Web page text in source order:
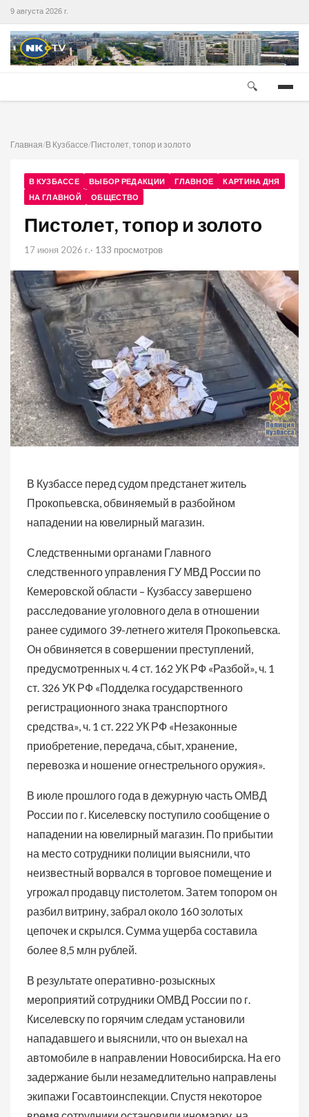
9 августа 2026 г.
🔍
Главная/В Кузбассе/Пистолет, топор и золото
В КУЗБАССЕ ВЫБОР РЕДАКЦИИ ГЛАВНОЕ
КАРТИНА ДНЯ
НА ГЛАВНОЙ
ОБЩЕСТВО
Пистолет, топор и золото
17 июня 2026 г.· 133 просмотров
В Кузбассе перед судом предстанет житель
Прокопьевска, обвиняемый в разбойном
нападении на ювелирный магазин.
Следственными органами Главного
следственного управления ГУ МВД России по
Кемеровской области – Кузбассу завершено
расследование уголовного дела в отношении
ранее судимого 39-летнего жителя Прокопьевска.
Он обвиняется в совершении преступлений,
предусмотренных ч. 4 ст. 162 УК РФ «Разбой», ч. 1
ст. 326 УК РФ «Подделка государственного
регистрационного знака транспортного
средства», ч. 1 ст. 222 УК РФ «Незаконные
приобретение, передача, сбыт, хранение,
перевозка и ношение огнестрельного оружия».
В июле прошлого года в дежурную часть ОМВД
России по г. Киселевску поступило сообщение о
нападении на ювелирный магазин. По прибытии
на место сотрудники полиции выяснили, что
неизвестный ворвался в торговое помещение и
угрожал продавцу пистолетом. Затем топором он
разбил витрину, забрал около 160 золотых
цепочек и скрылся. Сумма ущерба составила
более 8,5 млн рублей.
В результате оперативно-розыскных
мероприятий сотрудники ОМВД России по г.
Киселевску по горячим следам установили
нападавшего и выяснили, что он выехал на
автомобиле в направлении Новосибирска. На его
задержание были незамедлительно направлены
экипажи Госавтоинспекции. Спустя некоторое